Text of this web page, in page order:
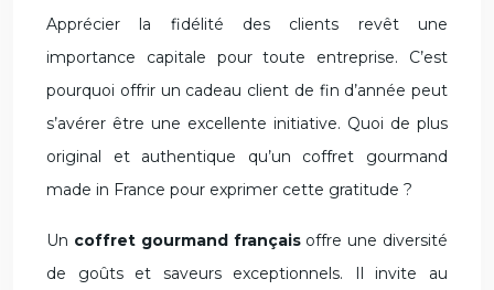
Apprécier la fidélité des clients revêt une
importance capitale pour toute entreprise. C’est
pourquoi offrir un cadeau client de fin d’année peut
s’avérer être une excellente initiative. Quoi de plus
original et authentique qu’un coffret gourmand
made in France pour exprimer cette gratitude ?
Un coffret gourmand françaisoffre une diversité
de goûts et saveurs exceptionnels. Il invite au